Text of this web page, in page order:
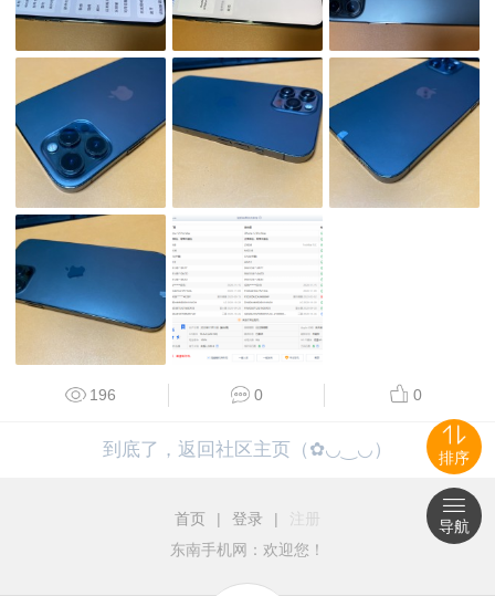
196 0 0
到底了，返回社区主页（✿◡‿◡）
首页 | 登录 |
东南手机网：欢迎您！
排序
导航